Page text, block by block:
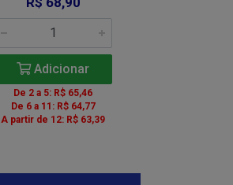
Adicionar
De 2 a 5: R$ 65,46
De 6 a 11: R$ 64,77
A partir de 12: R$ 63,39